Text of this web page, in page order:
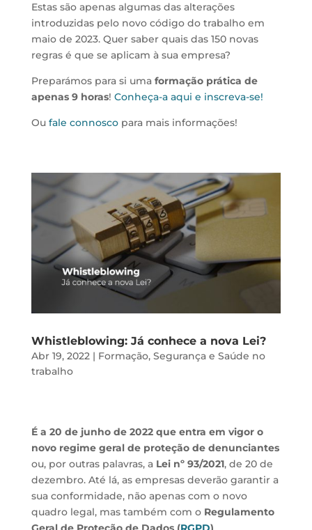
Estas são apenas algumas das alterações
introduzidas pelo novo código do trabalho em
maio de 2023. Quer saber quais das 150 novas
regras é que se aplicam à sua empresa?
Preparámos para si uma formação prática de
apenas 9 horas! Conheça-a aqui e inscreva-se!
Ou fale connoscopara mais informações!
Whistleblowing: Já conhece a nova Lei?
Abr 19, 2022| Formação, Segurança e Saúde no
trabalho
É a 20 de junho de 2022 que entra em vigor o
novo regime geral de proteção de denunciantes
ou, por outras palavras, a Lei nº 93/2021, de 20 de
dezembro. Até lá, as empresas deverão garantir a
sua conformidade, não apenas com o novo
quadro legal, mas também com o Regulamento